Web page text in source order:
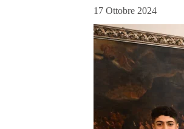
17 Ottobre 2024